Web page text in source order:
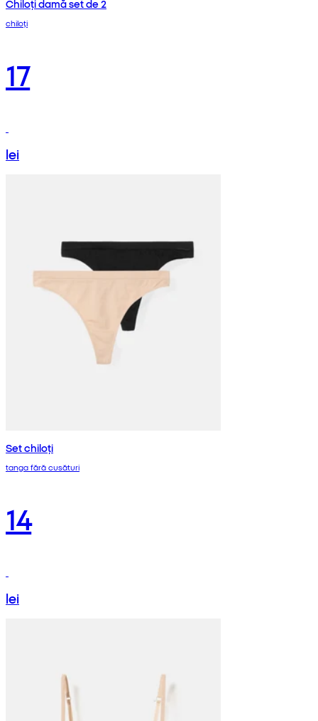
Chiloți damă set de 2
chiloți
17
lei
Set chiloți
tanga fără cusături
14
lei